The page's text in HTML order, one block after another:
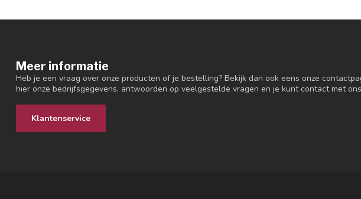
Meer informatie
Heb je een vraag over onze producten of je bestelling? Bekijk dan ook eens onze
hier onze bedrijfsgegevens, antwoorden op veelgestelde vragen en je kunt contact met
Klantenservice